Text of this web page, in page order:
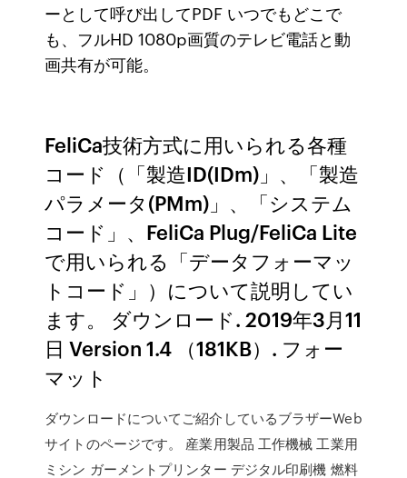
ーとして呼び出してPDF いつでもどこで
も、フルHD 1080p画質のテレビ電話と動
画共有が可能。
FeliCa技術方式に用いられる各種
コード（「製造ID(IDm)」、「製造
パラメータ(PMm)」、「システム
コード」、FeliCa Plug/FeliCa Lite
で用いられる「データフォーマッ
トコード」）について説明してい
ます。 ダウンロード. 2019年3月11
日 Version 1.4 （181KB）. フォー
マット
ダウンロードについてご紹介しているブラザーWeb
サイトのページです。 産業用製品 工作機械 工業用
ミシン ガーメントプリンター デジタル印刷機 燃料